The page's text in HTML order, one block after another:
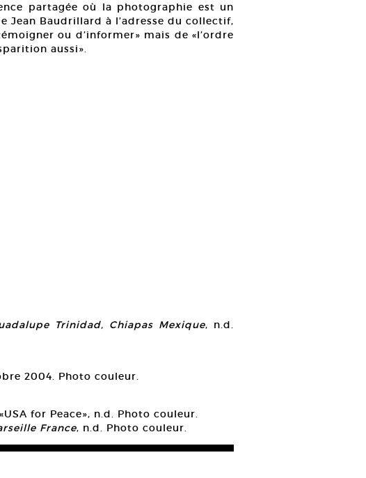
partagée où la photographie est un
Baudrillard à l’adresse du collectif,
ou d’informer» mais de «l’ordre
aussi».
Trinidad, Chiapas Mexique, n.d.
2004. Photo couleur.
for Peace», n.d. Photo couleur.
France, n.d. Photo couleur.